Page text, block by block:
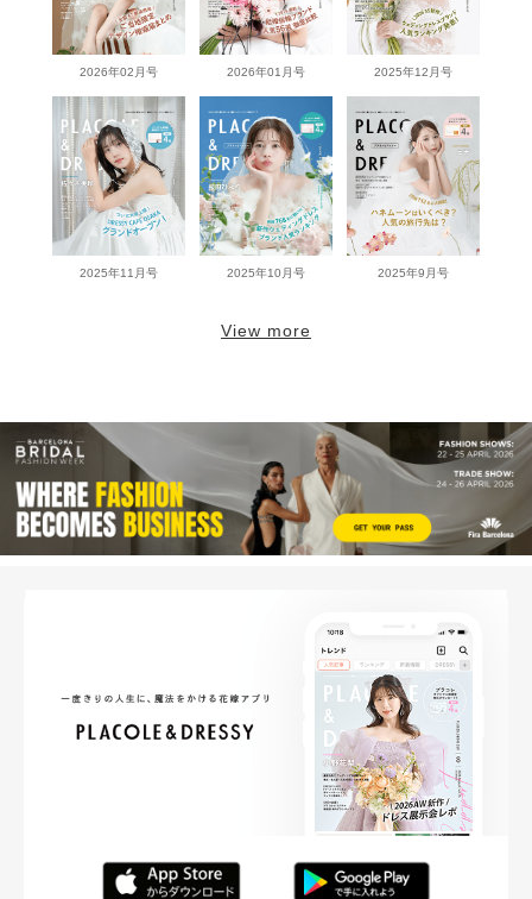
2026年02月号 2026年01月号 2025年12月号
2025年11月号 2025年10月号 2025年9月号
View more